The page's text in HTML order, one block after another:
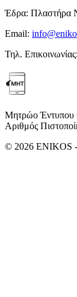
Έδρα: Πλαστήρα
Email:
Τηλ. Επικοινωνίας:
Μητρώο Έντυπου
Αριθμός
© 2026 ENIKOS